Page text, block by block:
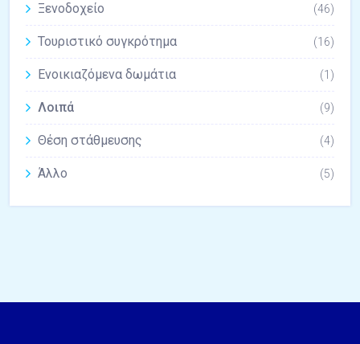
Ξενοδοχείο (46)
Τουριστικό συγκρότημα (16)
Ενοικιαζόμενα δωμάτια (1)
Λοιπά (9)
Θέση στάθμευσης (4)
Άλλο (5)